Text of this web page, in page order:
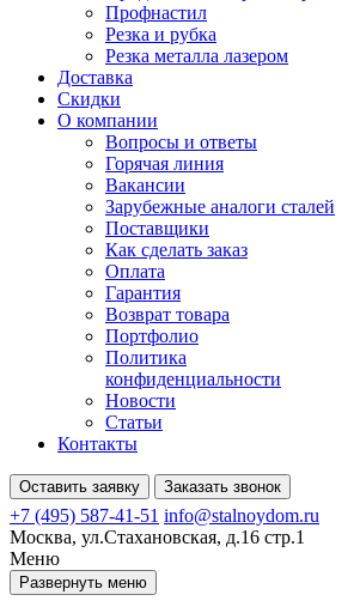
Профнастил
Резка и рубка
Резка металла лазером
Доставка
Скидки
О компании
Вопросы и ответы
Горячая линия
Вакансии
Зарубежные аналоги сталей
Поставщики
Как сделать заказ
Оплата
Гарантия
Возврат товара
Портфолио
Политика
конфиденциальности
Новости
Статьи
Контакты
Оставить заявку Заказать звонок
+7 (495) 587-41-51 info@stalnoydom.ru
Москва, ул.Стахановская, д.16 стр.1
Меню
Развернуть меню